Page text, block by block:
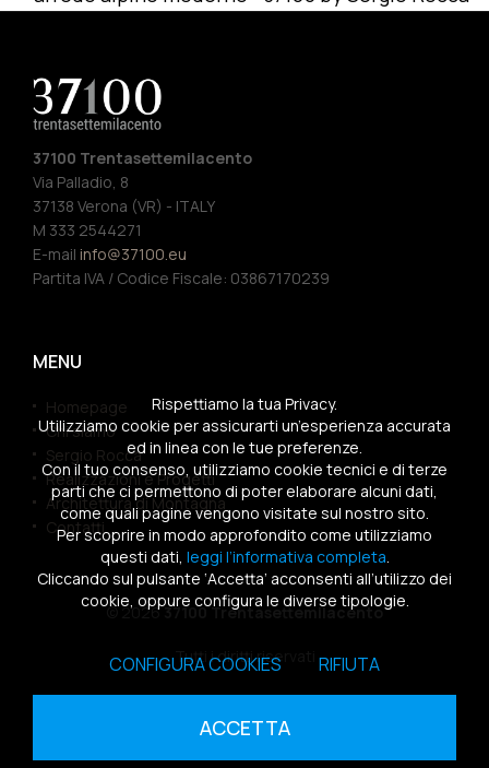
37100 Trentasettemilacento
Via Palladio, 8
37138 Verona (VR) - ITALY
M 333 2544271
E-mail info@37100.eu
Partita IVA / Codice Fiscale: 03867170239
MENU
Homepage
Chi siamo
Sergio Rocca
Realizzazioni e Progetti
Architettura di Montagna
Contatti
© 202637100 Trentasettemilacento
Tutti i diritti riservati
Sitemap|Privacy Policy|Cookies Policy
Rispettiamo la tua Privacy.
Utilizziamo cookie per assicurarti un’esperienza accurata
ed in linea con le tue preferenze.
Con il tuo consenso, utilizziamo cookie tecnici e di terze
parti che ci permettono di poter elaborare alcuni dati,
come quali pagine vengono visitate sul nostro sito.
Per scoprire in modo approfondito come utilizziamo
questi dati, leggi l’informativa completa.
Cliccando sul pulsante ‘Accetta’ acconsenti all’utilizzo dei
cookie, oppure configura le diverse tipologie.
CONFIGURA COOKIES RIFIUTA
ACCETTA